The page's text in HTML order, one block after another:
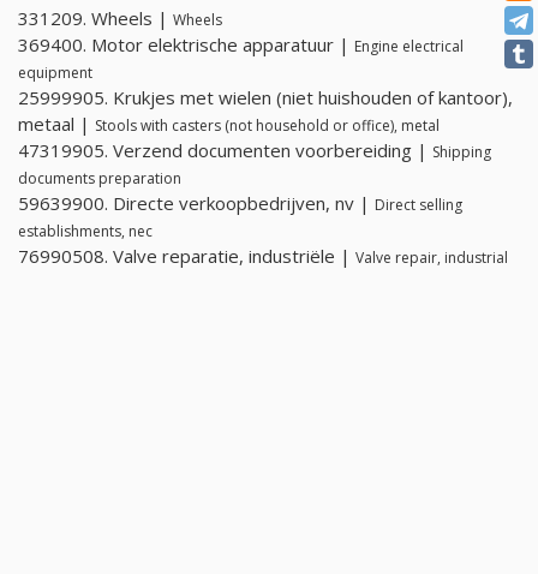
331209. Wheels | Wheels
369400. Motor elektrische apparatuur | Engine electrical
equipment
25999905. Krukjes met wielen (niet huishouden of kantoor),
metaal | Stools with casters (not household or office), metal
47319905. Verzend documenten voorbereiding | Shipping
documents preparation
59639900. Directe verkoopbedrijven, nv | Direct selling
establishments, nec
76990508. Valve reparatie, industriële | Valve repair, industrial